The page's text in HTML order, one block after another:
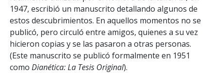
1947, escribió un manuscrito detallando algunos de
estos descubrimientos. En aquellos momentos no se
publicó, pero circuló entre amigos, quienes a su vez
hicieron copias y se las pasaron a otras personas.
(Este manuscrito se publicó formalmente en 1951
como Dianética: La Tesis Original).